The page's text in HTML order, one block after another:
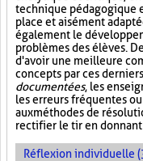
technique pédagogique
place et aisément
également le
problèmes des élèves.
d'avoir une meilleure
concepts par ces
documentées, les
les erreurs fréquentes
aux méthodes de
rectifier le tir en
Réflexion individuelle